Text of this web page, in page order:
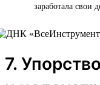
заработала свои
7. Упорство